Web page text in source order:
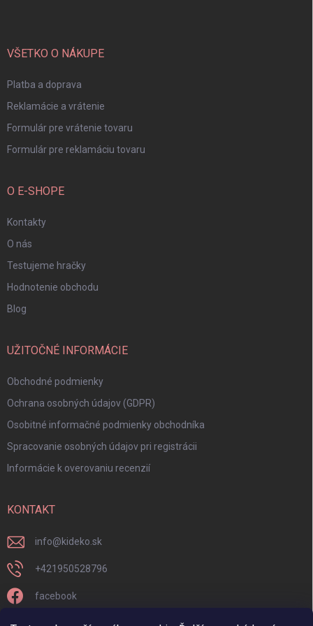
VŠETKO O NÁKUPE
Platba a doprava
Reklamácie a vrátenie
Formulár pre vrátenie tovaru
Formulár pre reklamáciu tovaru
O E-SHOPE
Kontakty
O nás
Testujeme hračky
Hodnotenie obchodu
Blog
UŽITOČNÉ INFORMÁCIE
Obchodné podmienky
Ochrana osobných údajov (GDPR)
Osobitné informačné podmienky obchodníka
Spracovanie osobných údajov pri registrácii
Informácie k overovaniu recenzií
KONTAKT
info@kideko.sk
+421950528796
facebook
kideko.sk/